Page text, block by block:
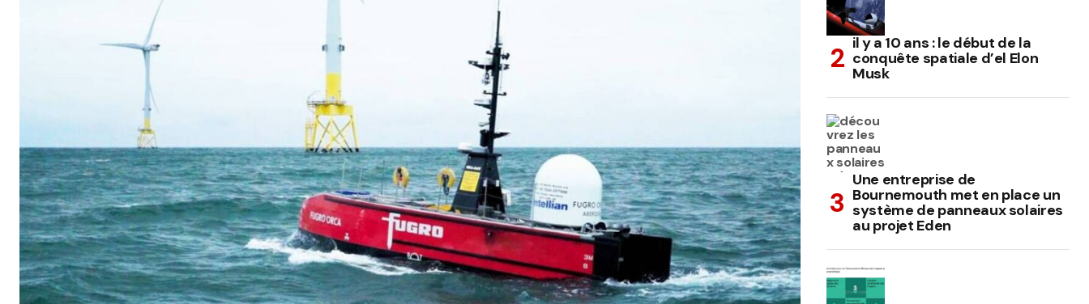
il y a 10 ans : le début de la
conquête spatiale d’el Elon
Musk
Une entreprise de
Bournemouth met en place un
système de panneaux solaires
au projet Eden